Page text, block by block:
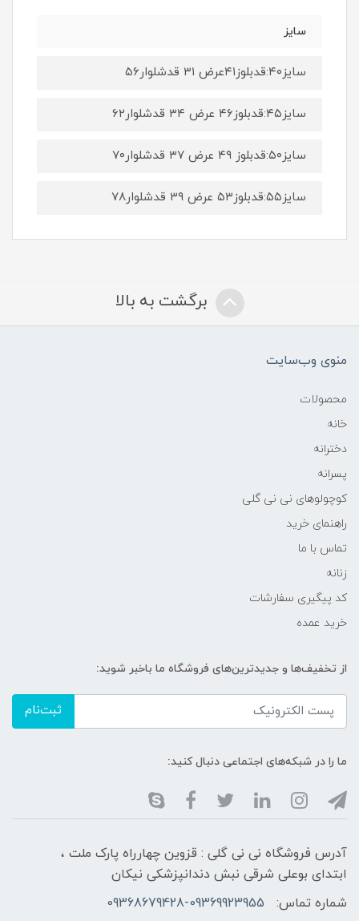
سایز
سایز۴۰:قدبلوز۴۱عرض ۳۱ قدشلوار۵۶
سایز۴۵:قدبلوز۴۶ عرض ۳۴ قدشلوار۶۲
سایز۵۰:قدبلوز ۴۹ عرض ۳۷ قدشلوار۷۰
سایز۵۵:قدبلوز۵۳ عرض ۳۹ قدشلوار۷۸
برگشت به بالا
منوی وب‌سایت
محصولات
خانه
دخترانه
پسرانه
کوچولوهای نی نی گلی
راهنمای خرید
تماس با ما
زنانه
کد پیگیری سفارشات
خرید عمده
از تخفیف‌ها و جدیدترین‌های فروشگاه ما باخبر شوید:
ثبت‌نام
ما را در شبکه‌های اجتماعی دنبال کنید:
آدرس فروشگاه نی نی گلی : قزوین چهارراه پارک ملت ،
ابتدای بوعلی شرقی نبش دندانپزشکی نیکان
شماره تماس:
09368679428-09369923955